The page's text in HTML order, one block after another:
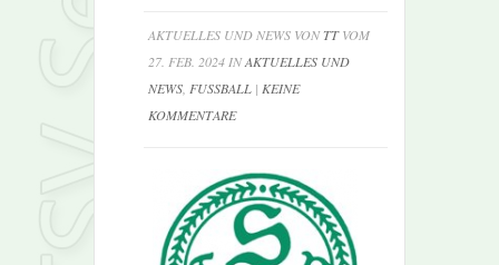
AKTUELLES UND NEWS VONTTVOM
27. FEB. 2024 INAKTUELLES UND
NEWS FUSSBALL | KEINE
KOMMENTARE